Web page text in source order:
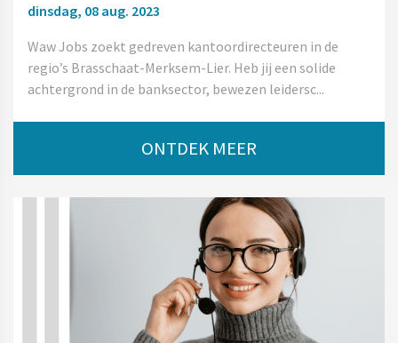
dinsdag, 08 aug. 2023
Waw Jobs zoekt gedreven kantoordirecteuren in de
regio’s Brasschaat-Merksem-Lier. Heb jij een solide
achtergrond in de banksector, bewezen leidersc...
ONTDEK MEER